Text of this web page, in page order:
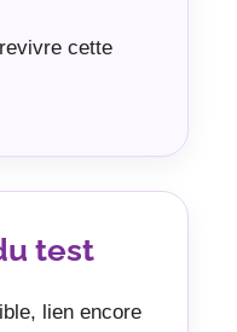
cette
test
lien encore